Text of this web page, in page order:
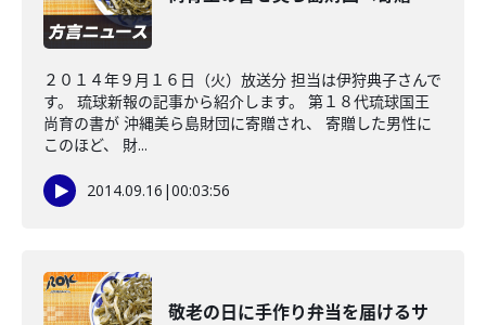
２０１４年９月１６日（火）放送分 担当は伊狩典子さんで
す。 琉球新報の記事から紹介します。 第１８代琉球国王
尚育の書が 沖縄美ら島財団に寄贈され、 寄贈した男性に
このほど、 財...
2014.09.16 |00:03:56
敬老の日に手作り弁当を届けるサ